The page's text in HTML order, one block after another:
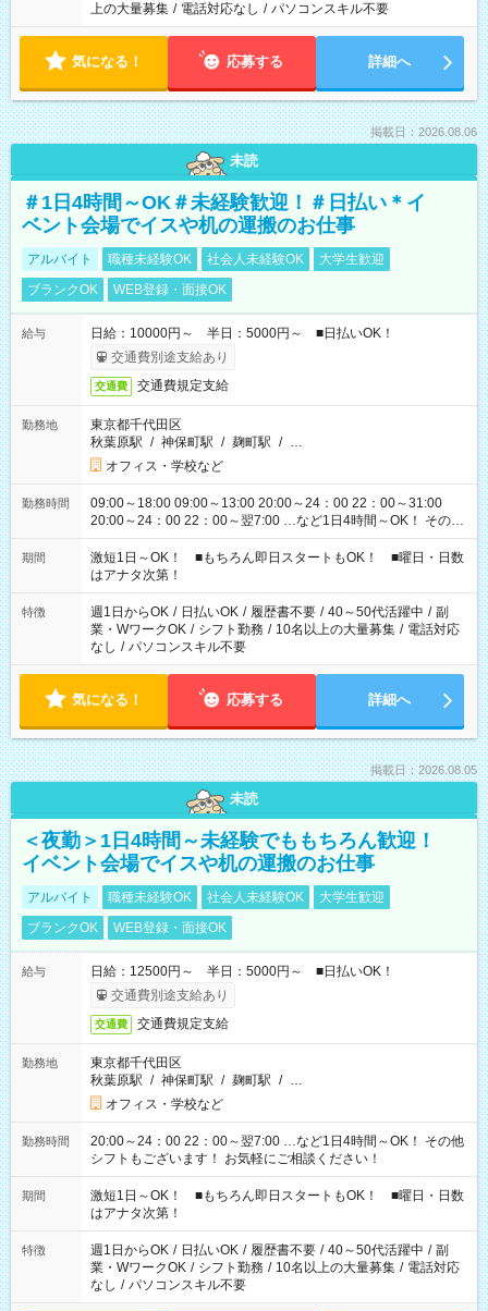
上の大量募集 / 電話対応なし / パソコンスキル不要
気になる！ 応募する 詳細へ
掲載日：2026.08.06
未読
＃1日4時間～OK＃未経験歓迎！＃日払い＊イ
ベント会場でイスや机の運搬のお仕事
アルバイト 職種未経験OK 社会人未経験OK
大学生歓迎
ブランクOK
WEB登録・面接OK
給与
日給：10000円～ 半日：5000円～ ■日払いOK！
交通費別途支給あり
交通費 交通費規定支給
勤務地
東京都千代田区
秋葉原駅 / 神保町駅 / 麹町駅 / …
オフィス・学校など
勤務時間
09:00～18:00 09:00～13:00 20:00～24：00 22：00～31:00
20:00～24：00 22：00～翌7:00 …など1日4時間～OK！ その他
シフトもございます！ お気軽にご相談ください！
期間
激短1日～OK！ ■もちろん即日スタートもOK！ ■曜日・日数
はアナタ次第！
特徴 週1日からOK / 日払いOK / 履歴書不要 / 40～50代活躍中 / 副
業・WワークOK / シフト勤務 / 10名以上の大量募集 / 電話対応
なし / パソコンスキル不要
気になる！ 応募する 詳細へ
掲載日：2026.08.05
未読
＜夜勤＞1日4時間～未経験でももちろん歓迎！
イベント会場でイスや机の運搬のお仕事
アルバイト 職種未経験OK 社会人未経験OK
大学生歓迎
ブランクOK
WEB登録・面接OK
給与
日給：12500円～ 半日：5000円～ ■日払いOK！
交通費別途支給あり
交通費 交通費規定支給
勤務地
東京都千代田区
秋葉原駅 / 神保町駅 / 麹町駅 / …
オフィス・学校など
勤務時間
20:00～24：00 22：00～翌7:00 …など1日4時間～OK！ その他
シフトもございます！ お気軽にご相談ください！
期間
激短1日～OK！ ■もちろん即日スタートもOK！ ■曜日・日数
はアナタ次第！
特徴 週1日からOK / 日払いOK / 履歴書不要 / 40～50代活躍中 / 副
業・WワークOK / シフト勤務 / 10名以上の大量募集 / 電話対応
なし / パソコンスキル不要